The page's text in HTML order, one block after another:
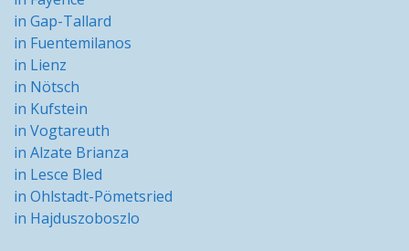
in Gap-Tallard
in Fuentemilanos
in Lienz
in Nötsch
in Kufstein
in Vogtareuth
in Alzate Brianza
in Lesce Bled
in Ohlstadt-Pömetsried
in Hajduszoboszlo